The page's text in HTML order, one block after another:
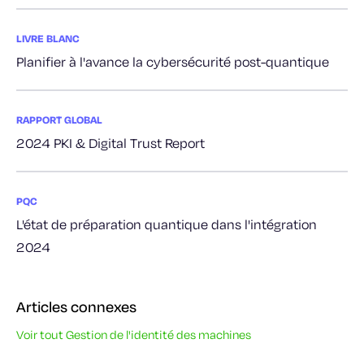
LIVRE BLANC
Planifier à l'avance la cybersécurité post-quantique
RAPPORT GLOBAL
2024 PKI & Digital Trust Report
PQC
L'état de préparation quantique dans l'intégration
2024
Articles connexes
Voir tout Gestion de l'identité des machines